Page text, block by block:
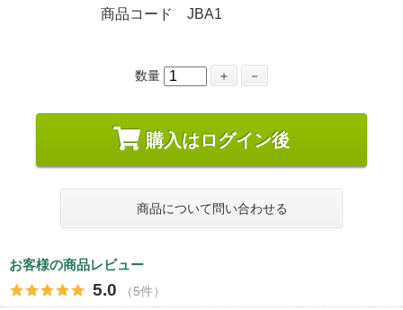
商品コード JBA1
数量 ＋ －
購入はログイン後
商品について問い合わせる
お客様の商品レビュー
5.0 （5件）